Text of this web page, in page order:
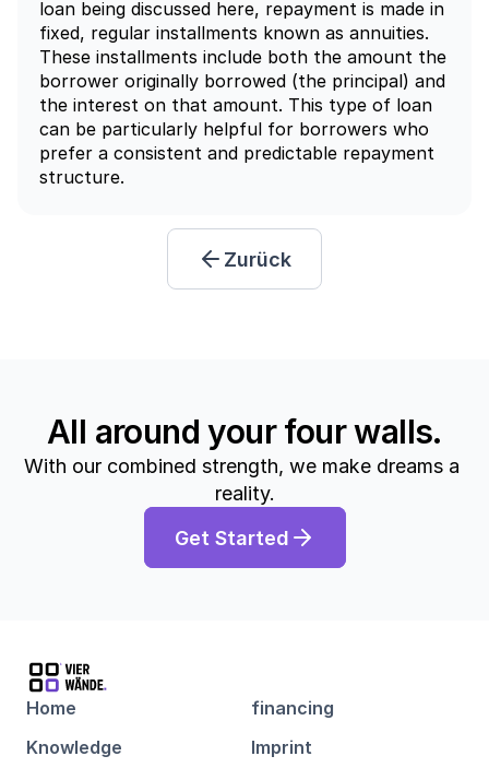
loan being discussed here, repayment is made in
fixed, regular installments known as annuities.
These installments include both the amount the
borrower originally borrowed (the principal) and
the interest on that amount. This type of loan
can be particularly helpful for borrowers who
prefer a consistent and predictable repayment
structure.
Zurück
All around your four walls.
With our combined strength, we make dreams a
reality.
Get Started
Home
financing
Knowledge
Imprint